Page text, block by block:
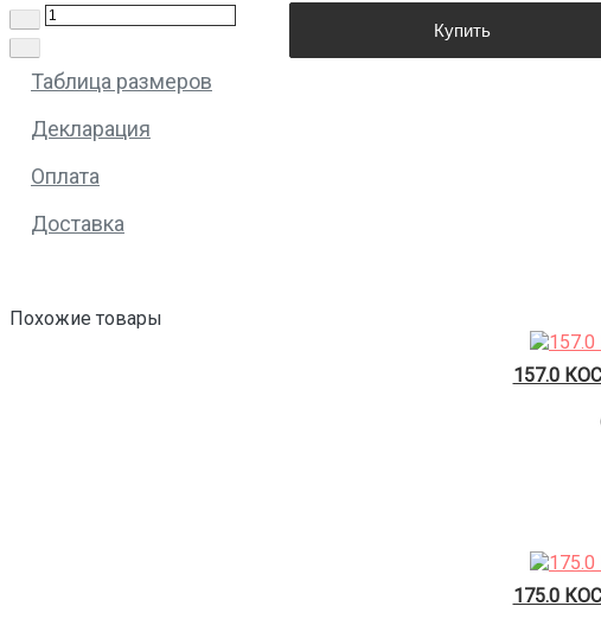
Купить
Таблица размеров
Декларация
Оплата
Доставка
Похожие товары
157.0
175.0